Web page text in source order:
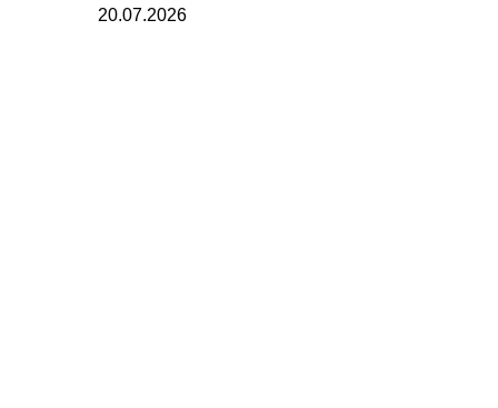
20.07.2026